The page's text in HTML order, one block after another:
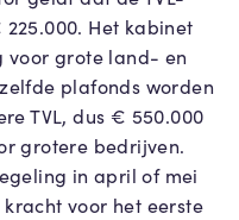
Het kabinet
voor grote land- en
plafonds worden
TVL, dus € 550.000
grotere bedrijven.
in april of mei
voor het eerste